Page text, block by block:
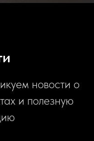
новости о
и полезную